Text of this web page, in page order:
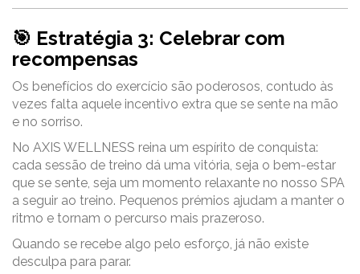
🎯 Estratégia 3: Celebrar com
recompensas
Os benefícios do exercício são poderosos, contudo às
vezes falta aquele incentivo extra que se sente na mão
e no sorriso.
No AXIS WELLNESS reina um espírito de conquista:
cada sessão de treino dá uma vitória, seja o bem-estar
que se sente, seja um momento relaxante no nosso SPA
a seguir ao treino. Pequenos prémios ajudam a manter o
ritmo e tornam o percurso mais prazeroso.
Quando se recebe algo pelo esforço, já não existe
desculpa para parar.